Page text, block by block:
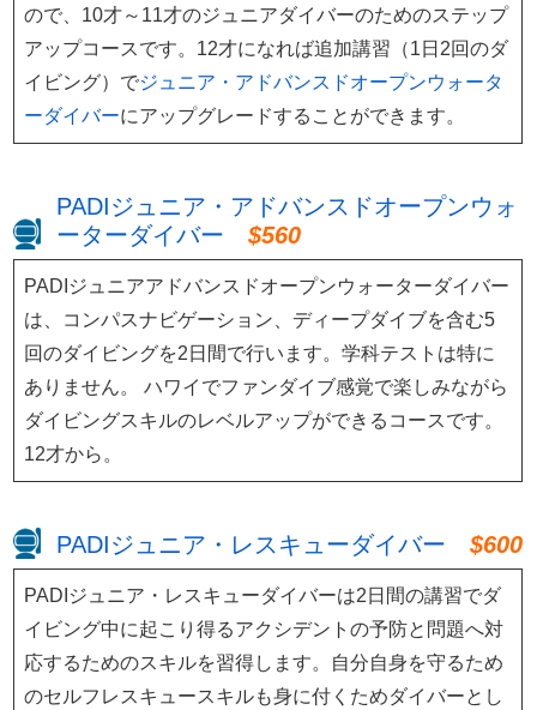
ので、10才～11才のジュニアダイバーのためのステップ
アップコースです。12才になれば追加講習（1日2回のダ
イビング）でジュニア・アドバンスドオープンウォータ
ーダイバーにアップグレードすることができます。
PADIジュニア・アドバンスドオープンウォ
ーターダイバー
$560
PADIジュニアアドバンスドオープンウォーターダイバー
は、コンパスナビゲーション、ディープダイブを含む5
回のダイビングを2日間で行います。学科テストは特に
ありません。 ハワイでファンダイブ感覚で楽しみながら
ダイビングスキルのレベルアップができるコースです。
12才から。
PADIジュニア・レスキューダイバー $600
PADIジュニア・レスキューダイバーは2日間の講習でダ
イビング中に起こり得るアクシデントの予防と問題へ対
応するためのスキルを習得します。自分自身を守るため
のセルフレスキュースキルも身に付くためダイバーとし